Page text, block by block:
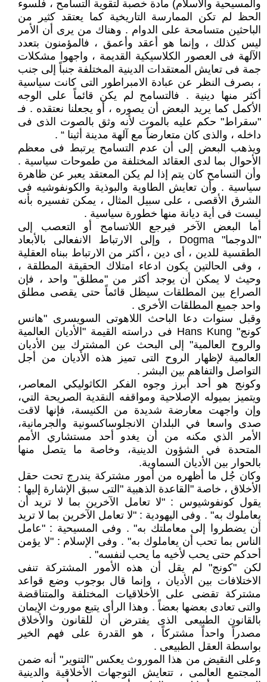
والمسيحية والاسلام) مادة خصبة لتقوية التسامح ، فلسوء
الحظ لم تكن الممارسة التاريخية كما يعتقد كثير من
الباحثين متسامحة على الدوام . وهناك من يرى أن الأمر
ليس كذلك ، وإنما هو أعقد وأعمق ، فالمؤمنون بتعدد
الآلهة فى العصور الكلاسيكية القديمة ، واجهوا مشكلات
جمة فى تعايش المعتقدات الدينية المختلفة جنباً إلى جنب
، بصرف النظر عن عبادة الامبراطور التى كانت سياسية
أكثر منها دينية . فالتسامح لم يكن قائماً على الوجه
الأكمل كما يريد البعض أن يصوره ، أو يجعلنا نعتقده . فـ
"سقراط" حكم عليه بالموت لأنه وثق بالصوت الذى فى
داخله ، والذى كان متعارضاً مع آلهة مدينة أثينا “ .
ويذهب البعض إلى أن عدم التسامح يرتبط فى معظم
الأحوال بما لدى العقائد المختلفة من طموحات سياسية .
وأن التسامح كان يتم إذا لم يكن المعتقد يعبر عن ظاهرة
سياسية . وأن تعايش الطاوية والبوذية والكونفوشيه فى
الشرق الأقصى ، على سبيل المثال ، يمكن تفسيره بأنه
ليست فى أية ديانة منها خطورة سياسية .
أما البعض الآخر فيرجع اللاتسامح أو التعصب إلى
"الدوجما" Dogma ، وإلى الارتباط الانفعالى بالأبعاد
الطقسية للدين ، أى دين ، أكثر من الارتباط ببناه العقلية
، وفى الحالتين يكون ادعاء امتلاك الحقيقة المطلقة ،
وحيث لا يمكن أن يوجد أكثر من "مطلق" واحد ، فإن
الصراع بين المطلقات سيظل قائماً حتى يقصى مطلق
واحد جميع المطلقات الأخرى .
وقبل سنوات دعا الباحث اللاهوتى السويسرى "هانس
كونج" Hans Kung فى دراسته القيمة "الأديان العالمية
والروح العالمية" إلى البحث عن المشترك بين الأديان
العالمية لإظهار الروح التى تميز هذه الأديان من أجل
التواصل والتفاهم بين البشر .
وكونج هو أحد أبرز وجوه الفكر الكاثوليكي المعاصر،
ويتميز بميوله الإصلاحية ومواقفه النقدية الصريحة التي،
وإن واجهت معارضة شديدة من الكنيسة، فإنها لاقت
صدى واسعا في البلدان الانجلوساكسونية والجرمانية،
الأمر الذي مكنه من أن يغدو أحد مستشاري الأمم
المتحدة في الشؤون الدينية، وخاصة ما يتصل منها
بالحوار بين الأديان السماوية.
وكان جُل ما أظهره من أمور مشتركة يندرج تحت حقل
الأخلاق ، خاصة "القاعدة الذهبية "التى سبق الإشارة إليها :
يقول كونفوشيوس : "لا تعامل الآخرين بما لا تريد أن
يعاملوك به" . وفى اليهودية : "لا تعامل الآخرين بما لا تريد
أن يضطروا إلى معاملتك به" . وفى المسيحية : "عامل
الناس بما تحب أن يعاملوك به" . وفى الإسلام : "لا يؤمن
أحدكم حتى يحب لأخيه ما يحب لنفسه" .
لكن "كونج" لم يقل أن هذه الأمور المشتركة تنفى
الاختلافات بين الأديان ، وإنما قال بوجوب وضع قواعد
مشتركة تقضى على الأخلاقيات المختلفة والمتناقضة
والتى تعادى بعضها بعضاً . وهذا الرأى يتبع موروث الإيمان
بالقانون الطبيعى الذى يفترض أن للقانون والأخلاق
مصدراً واحداً مشتركاً ، هو القدرة على فهم الخير
بواسطة العقل الطبيعى .
وعلى النقيض من هذا الموروث يعكس "التنوير" أنه ضمن
المجتمع العالمى ، تتعايش التوجهات الأخلاقية والدينية